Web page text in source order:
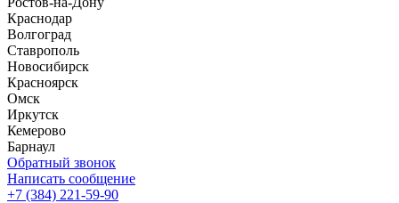
Краснодар
Волгоград
Ставрополь
Новосибирск
Красноярск
Омск
Иркутск
Кемерово
Барнаул
Обратный звонок
Написать сообщение
+7 (384) 221-59-90